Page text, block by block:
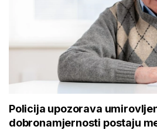
Policija upozorava
dobronamjernosti postaju